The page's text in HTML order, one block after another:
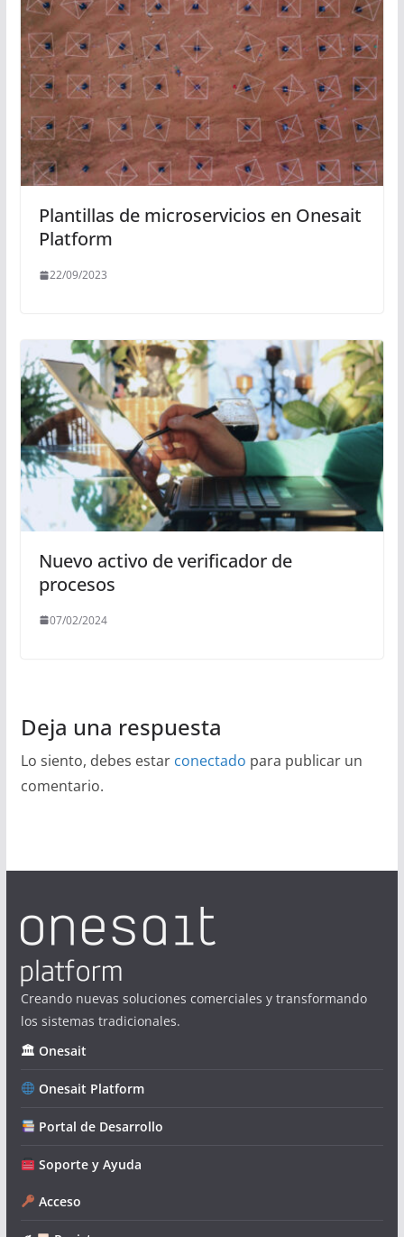
Plantillas de microservicios en Onesait
Platform
22/09/2023
Nuevo activo de verificador de
procesos
07/02/2024
Deja una respuesta
Lo siento, debes estar conectado para publicar un
comentario.
Creando nuevas soluciones comerciales y transformando
los sistemas tradicionales.
🏛 Onesait
Onesait Platform
Portal de Desarrollo
Soporte y Ayuda
Acceso